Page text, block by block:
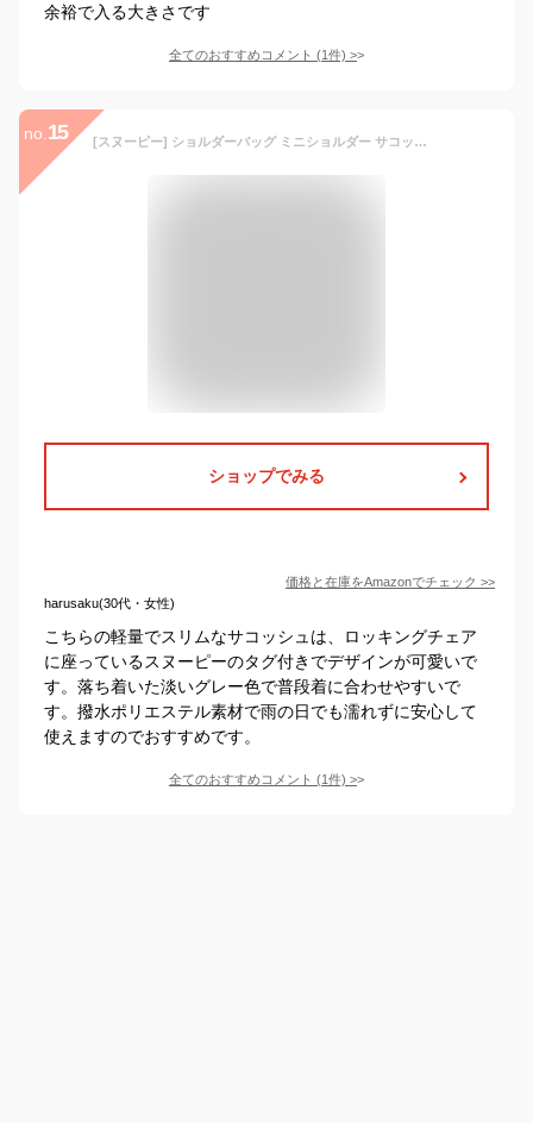
余裕で入る大きさです
全てのおすすめコメント (1件) >
no. 15 [スヌーピー] ショルダーバッグ ミニショルダー サコッシュ 斜めがけ 撥水 軽量 サスティナブル エコ 小さめ ミニバッグ ロゴ グレー(SPZ-2923) snoopy0320
ショップでみる
価格と在庫をAmazonでチェック >>
harusaku(30代・女性)
こちらの軽量でスリムなサコッシュは、ロッキングチェア
に座っているスヌーピーのタグ付きでデザインが可愛いで
す。落ち着いた淡いグレー色で普段着に合わせやすいで
す。撥水ポリエステル素材で雨の日でも濡れずに安心して
使えますのでおすすめです。
全てのおすすめコメント (1件) >